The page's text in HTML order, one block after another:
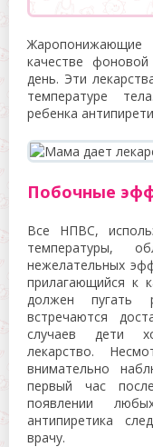
качестве
день. Эти
температуре
ребенка
Побочные
Все НПВС,
температуры,
нежелательных
прилагающийся к
должен пугать
встречаются
случаев дети
лекарство.
внимательно
первый час
появлении
антипиретика
врачу.